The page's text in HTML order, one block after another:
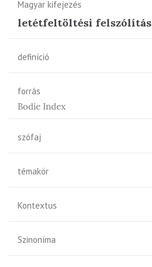
Magyar kifejezés
letétfeltöltési felszólítás
definíció
forrás
Bodie Index
szófaj
témakör
Kontextus
Szinoníma